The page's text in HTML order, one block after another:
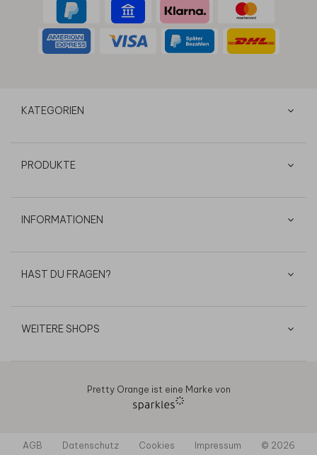
KATEGORIEN
PRODUKTE
INFORMATIONEN
HAST DU FRAGEN?
WEITERE SHOPS
Pretty Orange ist eine Marke von
AGB Datenschutz Cookies Impressum © 2026